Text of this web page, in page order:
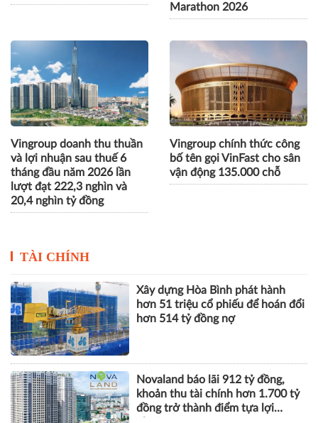
Marathon 2026
Vingroup doanh thu thuần
và lợi nhuận sau thuế 6
tháng đầu năm 2026 lần
lượt đạt 222,3 nghìn và
20,4 nghìn tỷ đồng
Vingroup chính thức công
bố tên gọi VinFast cho sân
vận động 135.000 chỗ
TÀI CHÍNH
Xây dựng Hòa Bình phát hành
hơn 51 triệu cổ phiếu để hoán đổi
hơn 514 tỷ đồng nợ
Novaland báo lãi 912 tỷ đồng,
khoản thu tài chính hơn 1.700 tỷ
đồng trở thành điểm tựa lợi